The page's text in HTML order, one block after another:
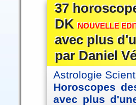
37
DKNOUVELLE
avec plus
par Daniel
Astrologie
Horoscopes
avec plus